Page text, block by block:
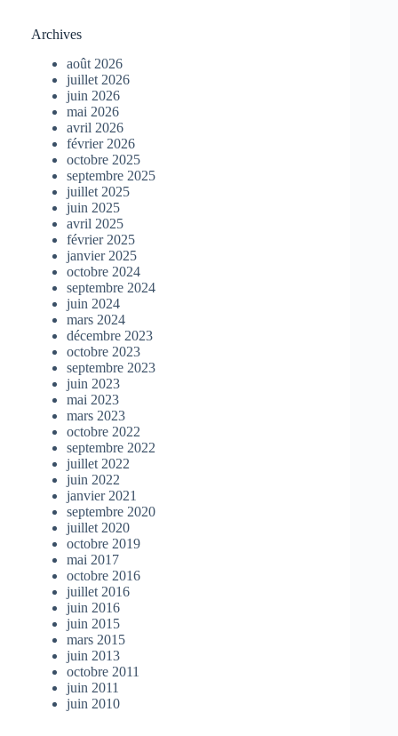
Archives
août 2026
juillet 2026
juin 2026
mai 2026
avril 2026
février 2026
octobre 2025
septembre 2025
juillet 2025
juin 2025
avril 2025
février 2025
janvier 2025
octobre 2024
septembre 2024
juin 2024
mars 2024
décembre 2023
octobre 2023
septembre 2023
juin 2023
mai 2023
mars 2023
octobre 2022
septembre 2022
juillet 2022
juin 2022
janvier 2021
septembre 2020
juillet 2020
octobre 2019
mai 2017
octobre 2016
juillet 2016
juin 2016
juin 2015
mars 2015
juin 2013
octobre 2011
juin 2011
juin 2010